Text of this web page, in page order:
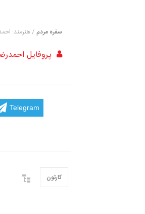
سفره مردم / هنرمند:
پروفایل
Telegram
کارتون